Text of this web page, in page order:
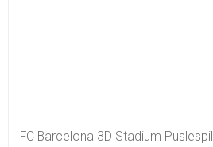
FC Barcelona 3D Stadium Puslespil